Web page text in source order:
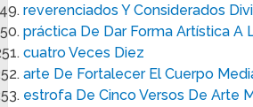
reverenciados Y Considerados
práctica De Dar Forma Artística A
cuatro Veces Diez
arte De Fortalecer El Cuerpo
estrofa De Cinco Versos De Arte